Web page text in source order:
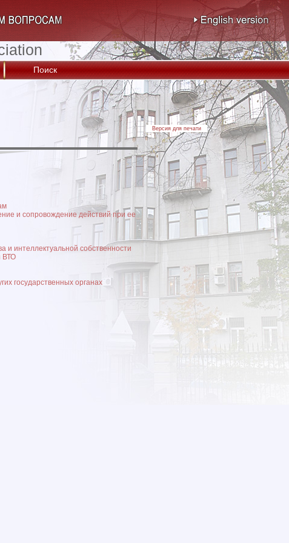
Поиск
и сопровождение действий при ее
и интеллектуальной собственности
ВТО
государственных органах
Версия для печати